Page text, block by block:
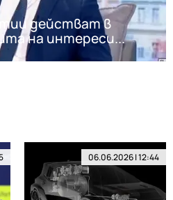
действат в
на интереси...
06.06.2026 | 12:44